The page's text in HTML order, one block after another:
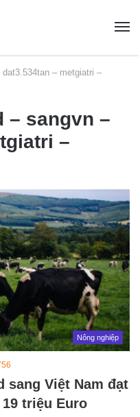
– metgiatri –
– sangvn –
–
Nông nghiệp
sang Việt Nam đạt
triệu Euro